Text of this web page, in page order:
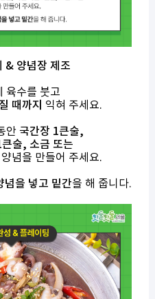
& 양념장 제조
육수를 붓고
때까지 익혀 주세요.
안국간장 1큰술,
큰술,소금 또는
념을 만들어 주세요.
념을 넣고 밑간을 해 줍니다.